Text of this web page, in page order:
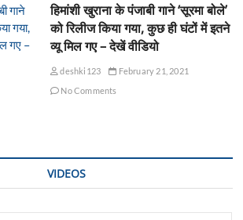
हिमांशी खुराना के पंजाबी गाने ‘सूरमा बोले’
को रिलीज किया गया, कुछ ही घंटों में इतने
व्यू मिल गए – देखें वीडियो
deshki123
February 21, 2021
No Comments
VIDEOS